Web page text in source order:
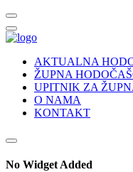
AKTUALNA
ŽUPNA
UPITNIK ZA
O NAMA
KONTAKT
No Widget Added